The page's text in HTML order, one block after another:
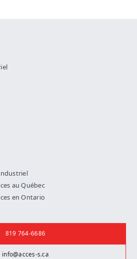
au Québec
en Ontario
819 764-6686
info@acces-s.ca